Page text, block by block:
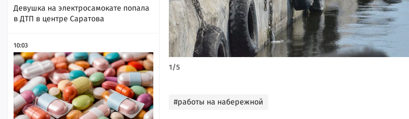
Девушка на электросамокате попала
в ДТП в центре Саратова
10:03
1/5
#работы на набережной